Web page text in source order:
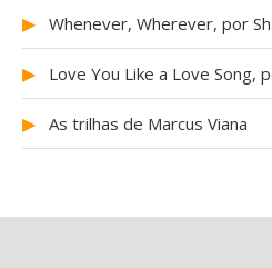
▶ Whenever, Wherever, por
▶ Love You Like a Love Song,
▶ As trilhas de Marcus Viana